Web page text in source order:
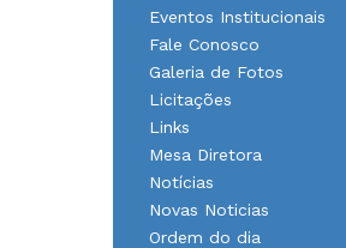
Eventos Institucionais
Fale Conosco
Galeria de Fotos
Licitações
Links
Mesa Diretora
Notícias
Novas Noticias
Ordem do dia